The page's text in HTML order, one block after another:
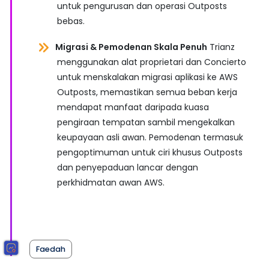
untuk pengurusan dan operasi Outposts
bebas.
Migrasi & Pemodenan Skala Penuh Trianz
menggunakan alat proprietari dan Concierto
untuk menskalakan migrasi aplikasi ke AWS
Outposts, memastikan semua beban kerja
mendapat manfaat daripada kuasa
pengiraan tempatan sambil mengekalkan
keupayaan asli awan. Pemodenan termasuk
pengoptimuman untuk ciri khusus Outposts
dan penyepaduan lancar dengan
perkhidmatan awan AWS.
Faedah